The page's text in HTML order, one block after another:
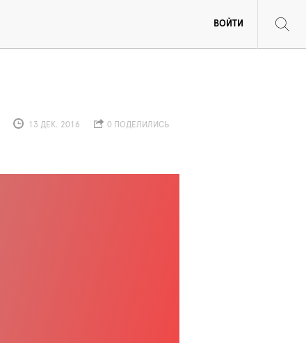
ВОЙТИ
13 ДЕК. 2016 0 ПОДЕЛИЛИСЬ